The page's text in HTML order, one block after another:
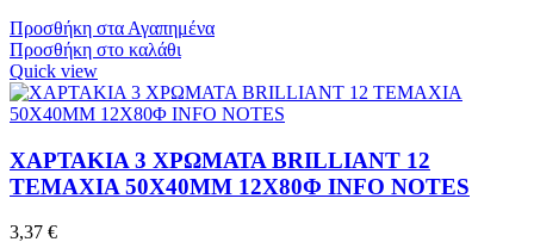
Προσθήκη στα Αγαπημένα
Προσθήκη στο καλάθι
Quick view
ΧΑΡΤΑΚΙΑ 3 ΧΡΩΜΑΤΑ BRILLIANT 12
ΤΕΜΑΧΙΑ 50X40MM 12X80Φ INFO NOTES
3,37 €